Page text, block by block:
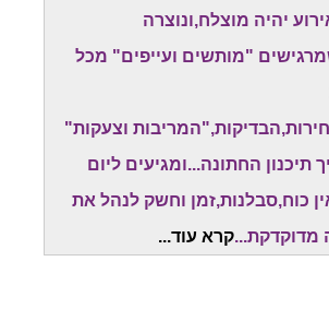
יהיה מוצלח,ונוצרה
"מותשים ועייפים" מכל
וצעקות"
תיכנון החתונה...ומגיעים ליום
כוח,סבלנות,זמן וחשק לנהל את
מדוקדקת...קרא עוד...